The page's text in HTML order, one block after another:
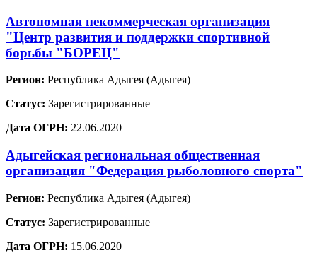
Автономная некоммерческая организация
"Центр развития и поддержки спортивной
борьбы "БОРЕЦ"
Регион: Республика Адыгея (Адыгея)
Статус: Зарегистрированные
Дата ОГРН: 22.06.2020
Адыгейская региональная общественная
организация "Федерация рыболовного спорта"
Регион: Республика Адыгея (Адыгея)
Статус: Зарегистрированные
Дата ОГРН: 15.06.2020